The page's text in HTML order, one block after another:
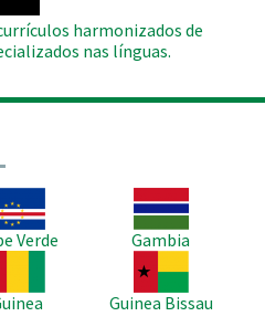
harmonizados de
nas línguas.
Verde
Imagem
Gambia
Imagem
Guinea Bissau